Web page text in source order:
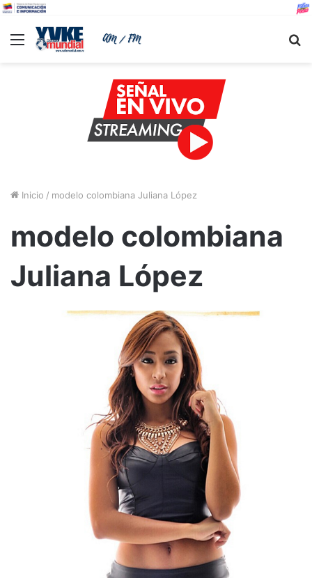
Menu
Inicio / modelo colombiana Juliana López
modelo colombiana
Juliana López